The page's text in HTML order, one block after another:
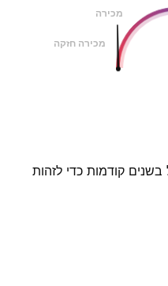
מכירה
מכירה חזקה
קודמות כדי לזהות